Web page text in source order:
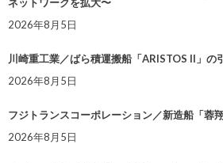
ネットワークを拡大〜
2026年8月5日
川崎重工業／ばら積運搬船「ARISTOS II」の
2026年8月5日
フジトランスコーポレーション／新造船「蓉
2026年8月5日